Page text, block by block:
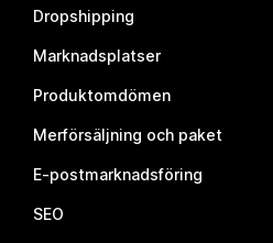
Dropshipping
Marknadsplatser
Produktomdömen
Merförsäljning och paket
E-postmarknadsföring
SEO